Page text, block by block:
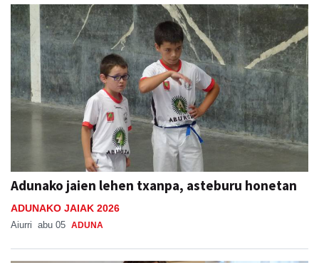
Adunako jaien lehen txanpa, asteburu honetan
ADUNAKO JAIAK 2026
Aiurri abu 05 ADUNA